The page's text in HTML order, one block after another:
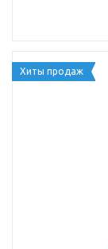
Хиты продаж